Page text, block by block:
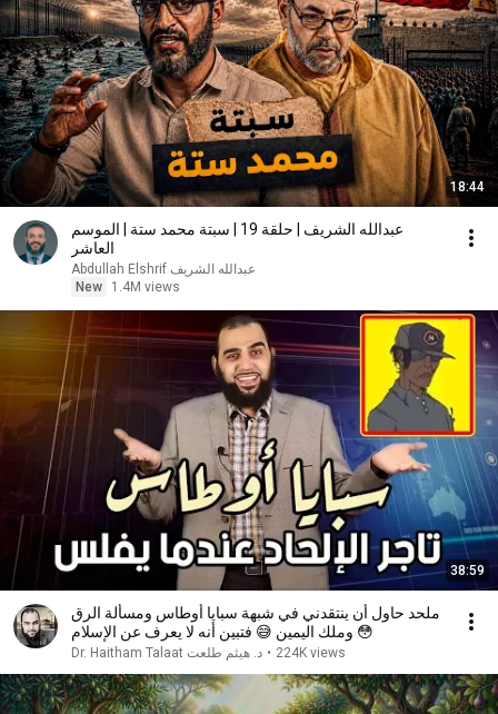
18:44
عبدالله الشريف | حلقة 19 | سبتة محمد ستة | الموسم
العاشر
عبدالله الشريف Abdullah Elshrif
New
1.4M views
38:59
ملحد حاول أن ينتقدني في شبهة سبايا أوطاس ومسألة الرق
وملك اليمين 😅 فتبين أنه لا يعرف عن الإسلام 😳
د. هيثم طلعت Dr. Haitham Talaat • 224K views